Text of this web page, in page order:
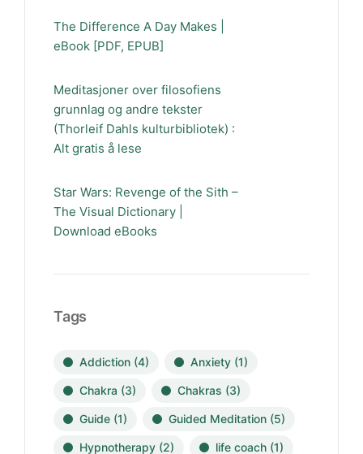
The Difference A Day Makes |
eBook [PDF, EPUB]
Meditasjoner over filosofiens
grunnlag og andre tekster
(Thorleif Dahls kulturbibliotek) :
Alt gratis å lese
Star Wars: Revenge of the Sith –
The Visual Dictionary |
Download eBooks
Tags
Addiction (4) Anxiety (1)
Chakra (3) Chakras (3)
Guide (1) Guided Meditation (5)
Hypnotherapy (2) life coach (1)